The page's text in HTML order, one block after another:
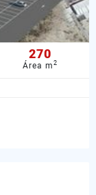
270
Área m2